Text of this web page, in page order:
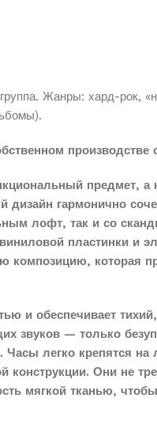
Жанры: хард-рок,
производстве
предмет, а
гармонично
лофт, так и со
пластинки и
композицию, которая
и обеспечивает
звуков — только
Часы легко крепятся
конструкции. Они не
мягкой тканью,